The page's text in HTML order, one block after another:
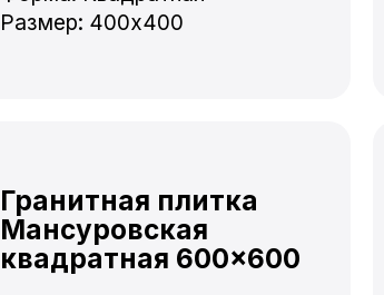
Размер: 400x400
Гранитная плитка
Мансуровская
квадратная 600×600